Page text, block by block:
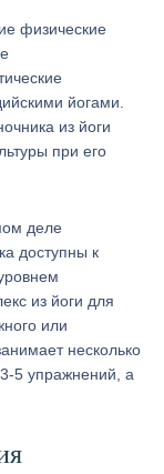
физические
йогами.
из йоги
при его
деле
доступны к
из йоги для
или
несколько
5 упражнений, а